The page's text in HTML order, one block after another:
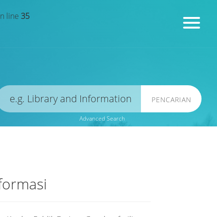
line 35
PENCARIAN
Advanced Search